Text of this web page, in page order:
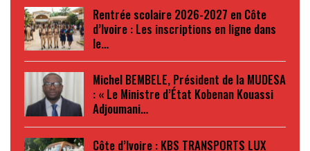
Rentrée scolaire 2026-2027 en Côte
d’Ivoire : Les inscriptions en ligne dans
le…
Michel BEMBELE, Président de la MUDESA
: « Le Ministre d’État Kobenan Kouassi
Adjoumani…
Côte d’Ivoire : KBS TRANSPORTS LUX